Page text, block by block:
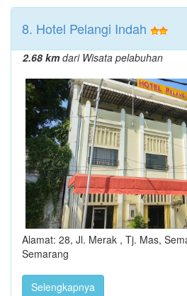
8. Hotel Pelangi Indah
2.68 kmdari Wisata pelabuhan
Alamat: 28, Jl. Merak , Tj. Mas,
Semarang
Selengkapnya